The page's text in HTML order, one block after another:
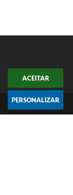
ACEITAR
PERSONALIZAR